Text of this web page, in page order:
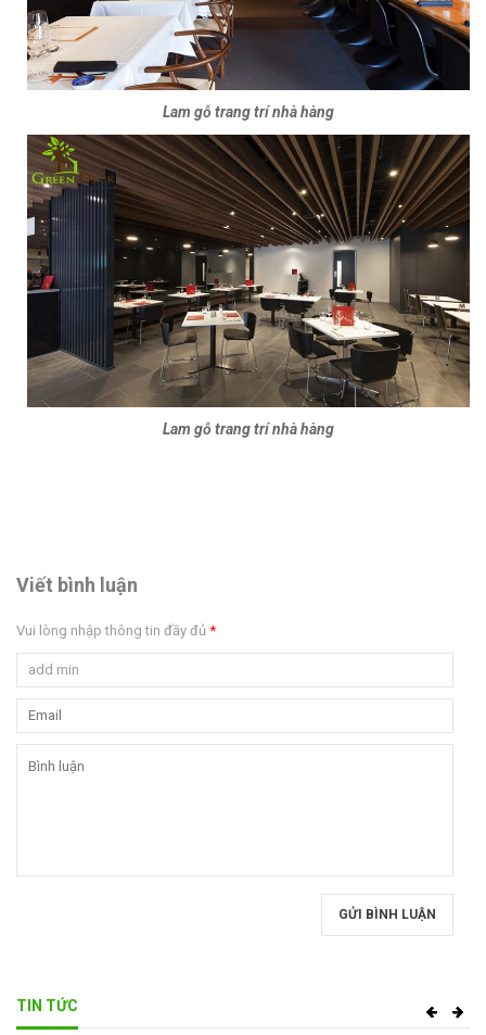
Lam gỗ trang trí nhà hàng
Lam gỗ trang trí nhà hàng
Viết bình luận
Vui lòng nhập thông tin đầy đủ *
GỬI BÌNH LUẬN
TIN TỨC